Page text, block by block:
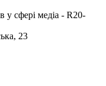
у сфері медіа - R20-
23